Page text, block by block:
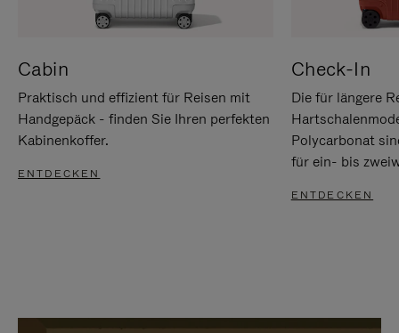
Cabin
Praktisch und effizient für Reisen mit
Handgepäck - finden Sie Ihren perfekten
Kabinenkoffer.
ENTDECKEN
Check-In
Die für längere
Polycarbonat
für ein- bis
ENTDECKEN